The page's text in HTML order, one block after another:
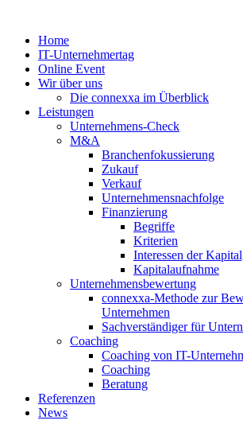
springenHome
IT-Unternehmertag
Online Event
Wir über uns
Die connexxa im Überblick
Leistungen
Unternehmens-Check
M&A
Branchenfokussierung
Zukauf
Verkauf
Unternehmensnachfolge
Finanzierung
Begriffe
Kriterien
Interessen der
Kapitalaufnahme
Unternehmensbewertung
connexxa-Methode zur
Unternehmen
Sachverständiger für
Coaching
Coaching von IT-
Coaching
Beratung
Referenzen
News